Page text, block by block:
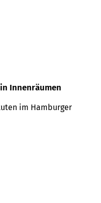
Innenräumen
im Hamburger